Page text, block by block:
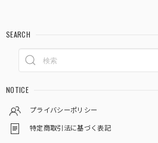
SEARCH
NOTICE
プライバシーポリシー
特定商取引法に基づく表記